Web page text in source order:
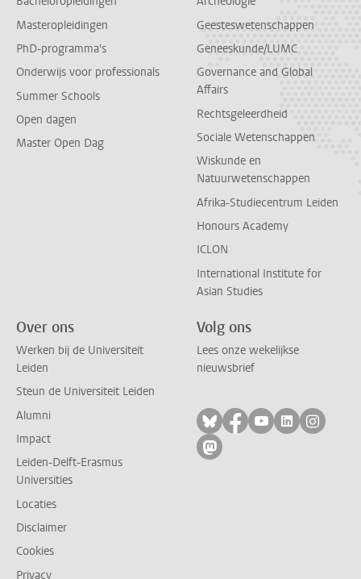
Masteropleidingen
PhD-programma's
Onderwijs voor professionals
Summer Schools
Open dagen
Master Open Dag
Geesteswetenschappen
Geneeskunde/LUMC
Governance and Global
Affairs
Rechtsgeleerdheid
Sociale Wetenschappen
Wiskunde en
Natuurwetenschappen
Afrika-Studiecentrum Leiden
Honours Academy
ICLON
International Institute for
Asian Studies
Over ons
Werken bij de Universiteit
Leiden
Steun de Universiteit Leiden
Alumni
Impact
Leiden-Delft-Erasmus
Universities
Locaties
Disclaimer
Cookies
Privacy
Volg ons
Lees onze wekelijkse
nieuwsbrief
Volg ons op bluesky
Volg ons op
Volg ons op
Volg ons
Volg
Volg ons op mastodon